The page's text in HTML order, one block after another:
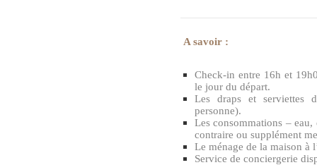
A savoir :
Check-in entre 16h et
le jour du départ.
Les draps et serviettes
personne).
Les consommations –
contraire ou supplément
Le ménage de la maison à
Service de conciergerie